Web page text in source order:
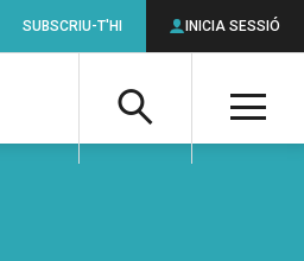
Cerca
SUBSCRIU-T'HI INICIA SESSIÓ